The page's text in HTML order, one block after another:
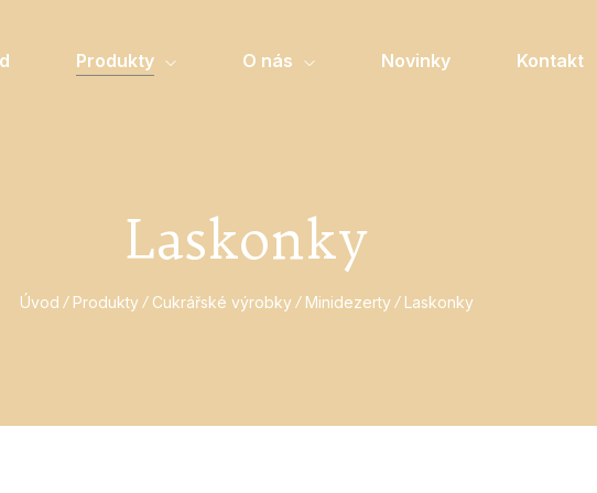
Produkty O nás Novinky Kontakt
Laskonky
Úvod Produkty Cukrářské výrobky Minidezerty Laskonky